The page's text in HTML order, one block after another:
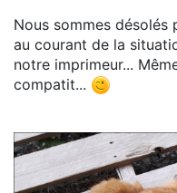
Nous sommes désolés
au courant de la
notre imprimeur...
compatit...